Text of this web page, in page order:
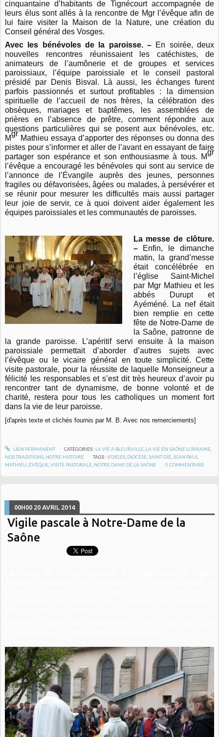
cinquantaine d’habitants de Tignécourt accompagnée de
leurs élus sont allés à la rencontre de Mgr l’évêque afin de
lui faire visiter la Maison de la Nature, une création du
Conseil général des Vosges.
Avec les bénévoles de la paroisse. –En soirée, deux
nouvelles rencontres réunissaient les catéchistes, de
animateurs de l’aumônerie et de groupes et services
paroissiaux, l’équipe paroissiale et le conseil pastoral
présidé par Denis Bisval. Là aussi, les échanges furent
parfois passionnés et surtout profitables : la dimension
spirituelle de l’accueil de nos frères, la célébration des
obsèques, mariages et baptêmes, les assemblées de
prières en l’absence de prêtre, comment répondre aux
questions particulières qui se posent aux bénévoles, etc.
Mgr Mathieu essaya d’apporter des réponses ou donna des
pistes pour s’informer et aller de l’avant en essayant de faire
partager son espérance et son enthousiasme à tous. Mgr
l’évêque a encouragé les bénévoles qui sont au service de
l’annonce de l’Évangile auprès des jeunes, personnes
fragiles ou défavorisées, âgées ou malades, à persévérer et
se réunir pour mesurer les difficultés mais aussi partager
leur joie de servir, ce à quoi doivent aider également les
équipes paroissiales et les communautés de paroisses.
La messe de clôture.
–Enfin, le dimanche
matin, la grand’messe
était concélébrée en
l’église Saint-Michel
par Mgr Mathieu et les
abbés Durupt et
Ayéméné. La nef était
bien remplie en cette
fête de Notre-Dame de
la Saône, patronne de
la grande paroisse. L’apéritif servi ensuite à la maison
paroissiale permettait d’aborder d’autres sujets avec
l’évêque ou le vicaire général en toute simplicité. Cette
visite pastorale, pour la réussite de laquelle Monseigneur a
félicité les responsables et s’est dit très heureux d’avoir pu
rencontrer tant de dynamisme, de bonne volonté et de
charité, restera pour tous les catholiques un moment fort
dans la vie de leur paroisse.
[d'après texte et clichés fournis par M. B. Avec nos remerciements]
LIEN PERMANENT CATÉGORIES : LA VIE À BLEURVILLE, LA VIE EN SAÔNE LORRAINE,
NOS TRADITIONS NOTRE HISTOIRE TAGS :VOSGES DIOCÈSE ,SAINT DIÉ JEAN PAUL
MATHIEU ÉVÊQUE ,VISITE PASTORALE NOTRE DAME DE LA SAÔNE 0 COMMENTAIRE
00H00 20 AVRIL 2014
Vigile pascale à Notre-Dame de la
Saône